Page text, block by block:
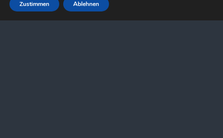
Zustimmen Ablehnen